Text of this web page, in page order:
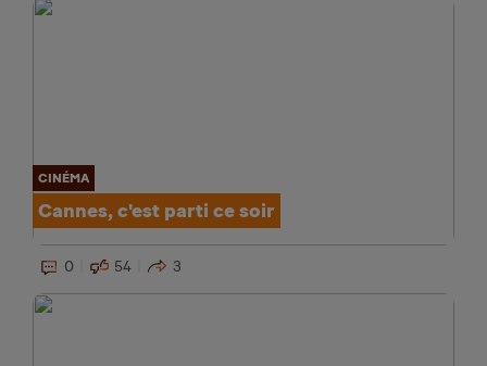
CINÉMA
Cannes, c'est parti ce soir
0 54 3